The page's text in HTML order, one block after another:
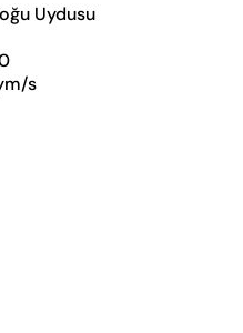
Uydusu
s